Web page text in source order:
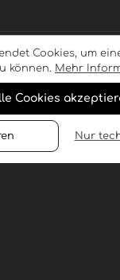
Cookies, um
können. Mehr
Cookies
Nur